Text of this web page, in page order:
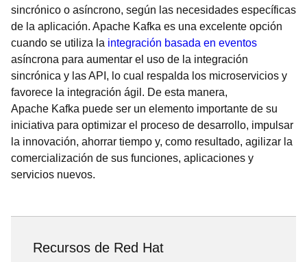
sincrónico o asíncrono, según las necesidades específicas
de la aplicación. Apache Kafka es una excelente opción
cuando se utiliza la integración basada en eventos
asíncrona para aumentar el uso de la integración
sincrónica y las API, lo cual respalda los microservicios y
favorece la integración ágil. De esta manera,
Apache Kafka puede ser un elemento importante de su
iniciativa para optimizar el proceso de desarrollo, impulsar
la innovación, ahorrar tiempo y, como resultado, agilizar la
comercialización de sus funciones, aplicaciones y
servicios nuevos.
Recursos de Red Hat